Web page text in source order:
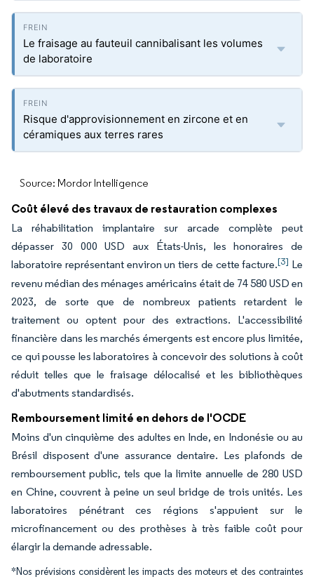
Le fraisage au fauteuil cannibalisant les volumes
de laboratoire
Risque d'approvisionnement en zircone et en
céramiques aux terres rares
Source: Mordor Intelligence
Coût élevé des travaux de restauration complexes
La réhabilitation implantaire sur arcade complète peut
dépasser 30 000 USD aux États-Unis, les honoraires de
laboratoire représentant environ un tiers de cette facture.[3] Le
revenu médian des ménages américains était de 74 580 USD en
2023, de sorte que de nombreux patients retardent le
traitement ou optent pour des extractions. L'accessibilité
financière dans les marchés émergents est encore plus limitée,
ce qui pousse les laboratoires à concevoir des solutions à coût
réduit telles que le fraisage délocalisé et les bibliothèques
d'abutments standardisés.
Remboursement limité en dehors de l'OCDE
Moins d'un cinquième des adultes en Inde, en Indonésie ou au
Brésil disposent d'une assurance dentaire. Les plafonds de
remboursement public, tels que la limite annuelle de 280 USD
en Chine, couvrent à peine un seul bridge de trois unités. Les
laboratoires pénétrant ces régions s'appuient sur le
microfinancement ou des prothèses à très faible coût pour
élargir la demande adressable.
*Nos prévisions considèrent les impacts des moteurs et des contraintes